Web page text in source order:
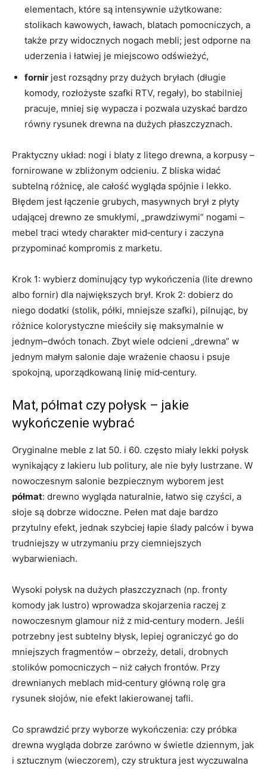
elementach, które są intensywnie użytkowane:
stolikach kawowych, ławach, blatach pomocniczych, a
także przy widocznych nogach mebli; jest odporne na
uderzenia i łatwiej je miejscowo odświeżyć,
fornir jest rozsądny przy dużych bryłach (długie
komody, rozłożyste szafki RTV, regały), bo stabilniej
pracuje, mniej się wypacza i pozwala uzyskać bardzo
równy rysunek drewna na dużych płaszczyznach.
Praktyczny układ: nogi i blaty z litego drewna, a korpusy –
fornirowane w zbliżonym odcieniu. Z bliska widać
subtelną różnicę, ale całość wygląda spójnie i lekko.
Błędem jest łączenie grubych, masywnych brył z płyty
udającej drewno ze smukłymi, „prawdziwymi” nogami –
mebel traci wtedy charakter mid‑century i zaczyna
przypominać kompromis z marketu.
Krok 1: wybierz dominujący typ wykończenia (lite drewno
albo fornir) dla największych brył. Krok 2: dobierz do
niego dodatki (stolik, półki, mniejsze szafki), pilnując, by
różnice kolorystyczne mieściły się maksymalnie w
jednym–dwóch tonach. Zbyt wiele odcieni „drewna” w
jednym małym salonie daje wrażenie chaosu i psuje
spokojną, uporządkowaną linię mid‑century.
Mat, półmat czy połysk – jakie
wykończenie wybrać
Oryginalne meble z lat 50. i 60. często miały lekki połysk
wynikający z lakieru lub politury, ale nie były lustrzane. W
nowoczesnym salonie bezpiecznym wyborem jest
półmat: drewno wygląda naturalnie, łatwo się czyści, a
słoje są dobrze widoczne. Pełen mat daje bardzo
przytulny efekt, jednak szybciej łapie ślady palców i bywa
trudniejszy w utrzymaniu przy ciemniejszych
wybarwieniach.
Wysoki połysk na dużych płaszczyznach (np. fronty
komody jak lustro) wprowadza skojarzenia raczej z
nowoczesnym glamour niż z mid‑century modern. Jeśli
potrzebny jest subtelny błysk, lepiej ograniczyć go do
mniejszych fragmentów – obrzeży, detali, drobnych
stolików pomocniczych – niż całych frontów. Przy
drewnianych meblach mid‑century główną rolę gra
rysunek słojów, nie efekt lakierowanej tafli.
Co sprawdzić przy wyborze wykończenia: czy próbka
drewna wygląda dobrze zarówno w świetle dziennym, jak
i sztucznym (wieczorem), czy struktura jest wyczuwalna